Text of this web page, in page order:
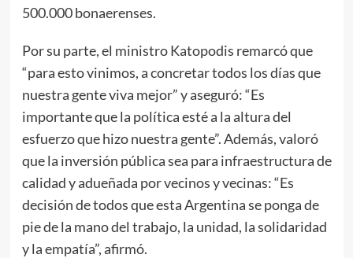
500.000 bonaerenses.
Por su parte, el ministro Katopodis remarcó que
“para esto vinimos, a concretar todos los días que
nuestra gente viva mejor” y aseguró: “Es
importante que la política esté a la altura del
esfuerzo que hizo nuestra gente”. Además, valoró
que la inversión pública sea para infraestructura de
calidad y adueñada por vecinos y vecinas: “Es
decisión de todos que esta Argentina se ponga de
pie de la mano del trabajo, la unidad, la solidaridad
y la empatía”, afirmó.